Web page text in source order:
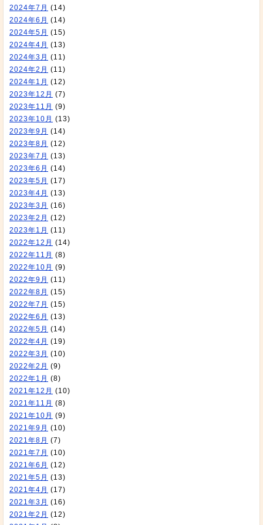
2024年7月 (14)
2024年6月 (14)
2024年5月 (15)
2024年4月 (13)
2024年3月 (11)
2024年2月 (11)
2024年1月 (12)
2023年12月 (7)
2023年11月 (9)
2023年10月 (13)
2023年9月 (14)
2023年8月 (12)
2023年7月 (13)
2023年6月 (14)
2023年5月 (17)
2023年4月 (13)
2023年3月 (16)
2023年2月 (12)
2023年1月 (11)
2022年12月 (14)
2022年11月 (8)
2022年10月 (9)
2022年9月 (11)
2022年8月 (15)
2022年7月 (15)
2022年6月 (13)
2022年5月 (14)
2022年4月 (19)
2022年3月 (10)
2022年2月 (9)
2022年1月 (8)
2021年12月 (10)
2021年11月 (8)
2021年10月 (9)
2021年9月 (10)
2021年8月 (7)
2021年7月 (10)
2021年6月 (12)
2021年5月 (13)
2021年4月 (17)
2021年3月 (16)
2021年2月 (12)